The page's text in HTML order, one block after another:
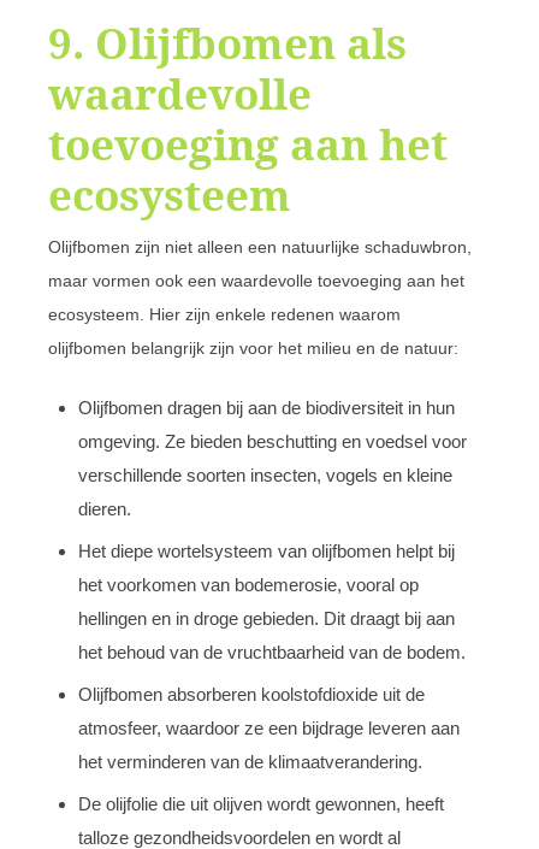
9. Olijfbomen als
waardevolle
toevoeging aan het
ecosysteem
Olijfbomen zijn niet alleen een natuurlijke schaduwbron,
maar vormen ook een waardevolle toevoeging aan het
ecosysteem. Hier zijn enkele redenen waarom
olijfbomen belangrijk zijn voor het milieu en de natuur:
Olijfbomen dragen bij aan de biodiversiteit in hun
omgeving. Ze bieden beschutting en voedsel voor
verschillende soorten insecten, vogels en kleine
dieren.
Het diepe wortelsysteem van olijfbomen helpt bij
het voorkomen van bodemerosie, vooral op
hellingen en in droge gebieden. Dit draagt bij aan
het behoud van de vruchtbaarheid van de bodem.
Olijfbomen absorberen koolstofdioxide uit de
atmosfeer, waardoor ze een bijdrage leveren aan
het verminderen van de klimaatverandering.
De olijfolie die uit olijven wordt gewonnen, heeft
talloze gezondheidsvoordelen en wordt al